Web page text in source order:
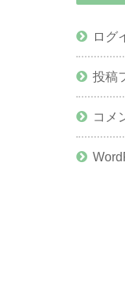
ログ
投稿
コメ